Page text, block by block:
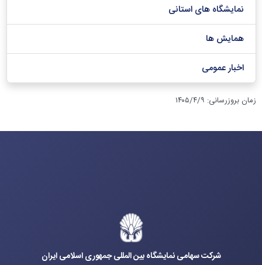
نمایشگاه های استانی
همایش ها
اخبار عمومی
زمان بروزرسانی: ۱۴۰۵/۴/۹
شرکت سهامی نمایشگاه بین المللی جمهوری اسلامی ایران